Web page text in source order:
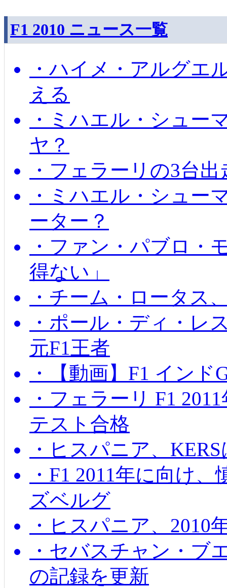
F1 2010 ニュース一覧
・ハイメ・アルグエ
える
・ミハエル・シュー
ヤ？
・フェラーリの3台
・ミハエル・シュー
ーター？
・ファン・パブロ・
得ない」
・チーム・ロータス
・ポール・ディ・レ
元F1王者
・【動画】F1 イン
・フェラーリ F1
テスト合格
・ヒスパニア、
・F1 2011年に向け
ズベルグ
・ヒスパニア、2010
・セバスチャン・ブ
の記録を更新